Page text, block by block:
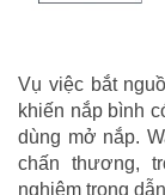
Vụ việc bắt
khiến nắp bình
dùng mở nắp.
chấn thương,
nghiêm trọng